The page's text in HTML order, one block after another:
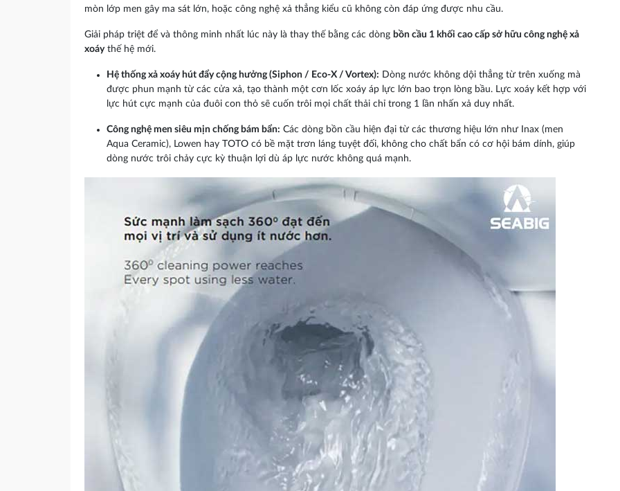
mòn lớp men gây ma sát lớn, hoặc công nghệ xả thẳng kiểu cũ không còn đáp ứng được nhu cầu.
Giải pháp triệt để và thông minh nhất lúc này là thay thế bằng các dòng bồn cầu 1 khối cao cấp sở hữu công nghệ xả
xoáy thế hệ mới.
Hệ thống xả xoáy hút đẩy cộng hưởng (Siphon / Eco-X / Vortex): Dòng nước không dội thẳng từ trên xuống mà
được phun mạnh từ các cửa xả, tạo thành một cơn lốc xoáy áp lực lớn bao trọn lòng bầu. Lực xoáy kết hợp với
lực hút cực mạnh của đuôi con thỏ sẽ cuốn trôi mọi chất thải chỉ trong 1 lần nhấn xả duy nhất.
Công nghệ men siêu mịn chống bám bẩn: Các dòng bồn cầu hiện đại từ các thương hiệu lớn như Inax (men
Aqua Ceramic), Lowen hay TOTO có bề mặt trơn láng tuyệt đối, không cho chất bẩn có cơ hội bám dính, giúp
dòng nước trôi chảy cực kỳ thuận lợi dù áp lực nước không quá mạnh.